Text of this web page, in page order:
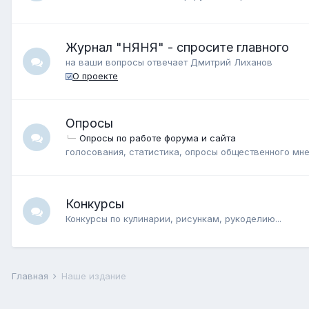
Журнал "НЯНЯ" - спросите главного
на ваши вопросы отвечает Дмитрий Лиханов
О проекте
Опросы
Опросы по работе форума и сайта
голосования, статистика, опросы общественного
Конкурсы
Конкурсы по кулинарии, рисункам, рукоделию...
Главная Наше издание